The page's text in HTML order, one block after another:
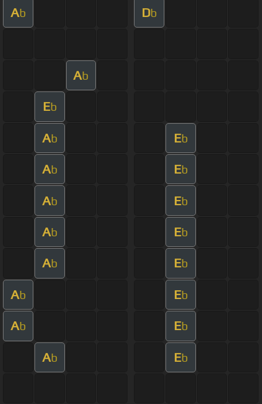
Ab Db
Ab
Eb
Ab Eb
Ab Eb
Ab Eb
Ab Eb
Ab Eb
Ab Eb
Ab Eb
Ab Eb